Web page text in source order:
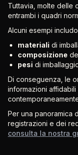
Tuttavia, molte delle
entrambi i quadri
Alcuni esempi
materiali di
composizione
pesi di
Di conseguenza, le
informazioni
Per una panoramica
registrazioni e dei
consulta la nostra